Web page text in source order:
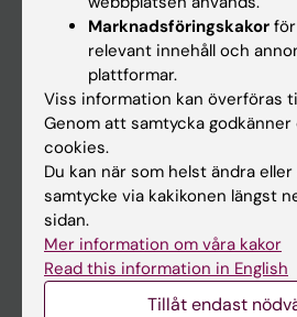
Schema
Studentmejlen
Kurs- och programwebbar
Student på KI
Marknadsföringskakor
relevant innehåll och
plattformar.
Viss information kan överföras
Genom att samtycka
cookies.
Du kan när som helst ändra
samtycke via kakikonen längst
sidan.
Mer information om våra kakor
Read this information in English
Tillåt endast